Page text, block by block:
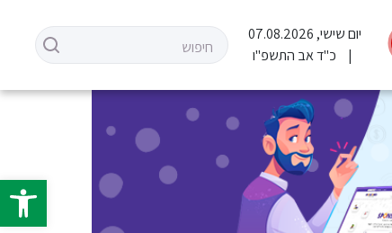
פתח
יום שישי, 07.08.2026
כ"ד אב התשפ"ו